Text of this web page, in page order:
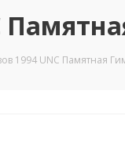
1994 UNC Памятная